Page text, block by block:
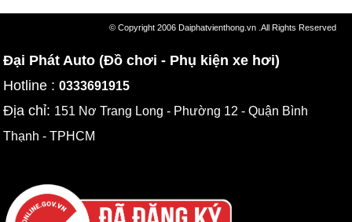
© Copyright 2006 Daiphatvienthong.vn .All Rights Reserved
Đại Phát Auto (Đồ chơi - Phụ kiện xe hơi)
Hotline :0333691915
Địa chỉ: 151 Nơ Trang Long - Phường 12 - Quận Bình
Thạnh - TPHCM